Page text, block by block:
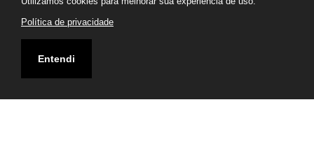
Política de privacidade
Entendi